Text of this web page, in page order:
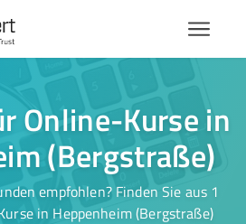
Online-Kurse in
(Bergstraße)
empfohlen? Finden Sie aus 1
in Heppenheim (Bergstraße)